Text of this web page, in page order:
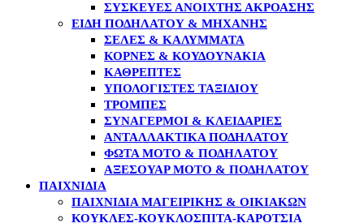
ΣΥΣΚΕΥΈΣ ΑΝΟΙΧΤΉΣ ΑΚΡΌΑΣΗΣ
ΕΊΔΗ ΠΟΔΗΛΆΤΟΥ & ΜΗΧΑΝΉΣ
ΣΈΛΕΣ & ΚΑΛΎΜΜΑΤΑ
ΚΌΡΝΕΣ & ΚΟΥΔΟΥΝΆΚΙΑ
ΚΑΘΡΈΠΤΕΣ
ΥΠΟΛΟΓΙΣΤΈΣ ΤΑΞΙΔΊΟΥ
ΤΡΌΜΠΕΣ
ΣΥΝΑΓΕΡΜΟΊ & ΚΛΕΙΔΑΡΙΈΣ
ΑΝΤΑΛΛΑΚΤΙΚΆ ΠΟΔΗΛΆΤΟΥ
ΦΏΤΑ MOTO & ΠΟΔΗΛΆΤΟΥ
ΑΞΕΣΟΥΆΡ MOTO & ΠΟΔΗΛΆΤΟΥ
ΠΑΙΧΝΙΔΙΑ
ΠΑΙΧΝΊΔΙΑ ΜΑΓΕΙΡΙΚΉΣ & ΟΙΚΙΑΚΏΝ
ΚΟΎΚΛΕΣ-ΚΟΥΚΛΌΣΠΙΤΑ-ΚΑΡΌΤΣΙΑ